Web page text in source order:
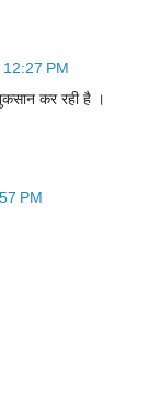
PM
कर रही है ।
PM